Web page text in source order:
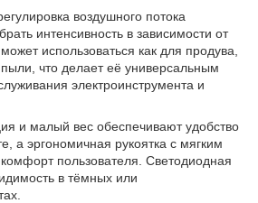
воздушного потока
интенсивность в зависимости от
использоваться как для продува,
что делает её универсальным
электроинструмента и
и малый вес обеспечивают удобство
а эргономичная рукоятка с мягким
пользователя. Светодиодная
в тёмных или